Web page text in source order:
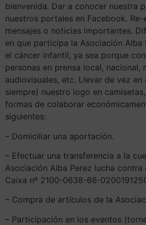
bienvenida. Dar a conocer nuestra
nuestros portales en Facebook.
mensajes o noticias importantes.
en que participa la Asociación Alba
el cáncer infantil, ya sea porque
personas en prensa local, nacional,
audiovisuales, etc. Llevar de vez en
siempre) nuestro logo en
formas de colaborar
siguientes:
– Domiciliar una aportación.
– Efectuar una transferencia a la
Asociación Alba Perez lucha contra
Caixa nº 2100-0638-66-
– Compra de artículos de la
– Participación en los eventos